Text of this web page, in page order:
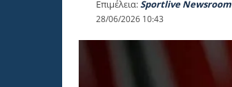
Επιμέλεια:Sportlive Newsroom
28/06/2026 10:43